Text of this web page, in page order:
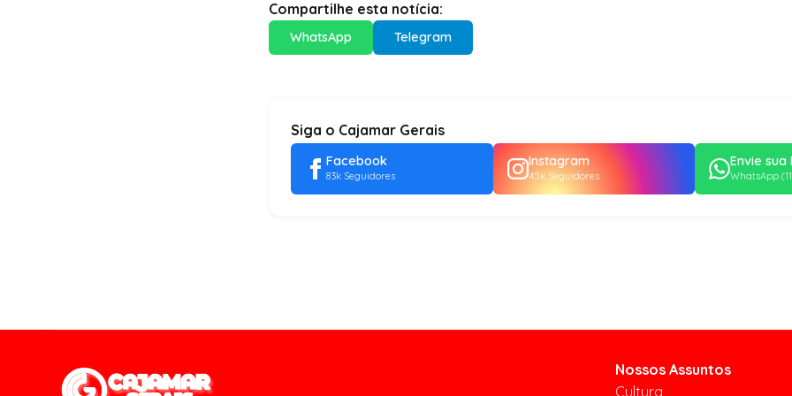
Compartilhe esta notícia:
WhatsApp Telegram
Siga o Cajamar Gerais
Facebook
83k Seguidores
Instagram
45k Seguidores
Envie sua
WhatsApp
Nossos Assuntos
Cultura